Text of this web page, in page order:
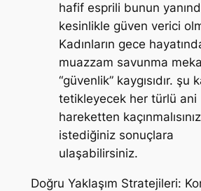
hafif esprili bunun
kesinlikle güven verici
Kadınların gece
muazzam savunma
“güvenlik” kaygısıdır. şu
tetikleyecek her türlü ani
hareketten
istediğiniz sonuçlara
ulaşabilirsiniz.
Doğru Yaklaşım Stratejileri: